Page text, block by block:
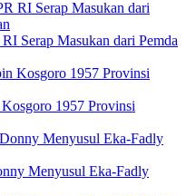
Serap Masukan dari Pemda
1957 Provinsi
Menyusul Eka-Fadly